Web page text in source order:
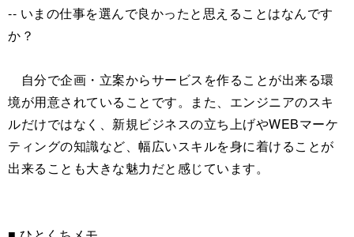
-- いまの仕事を選んで良かったと思えることはなんです
か？
自分で企画・立案からサービスを作ることが出来る環
境が用意されていることです。また、エンジニアのスキ
ルだけではなく、新規ビジネスの立ち上げやWEBマーケ
ティングの知識など、幅広いスキルを身に着けることが
出来ることも大きな魅力だと感じています。